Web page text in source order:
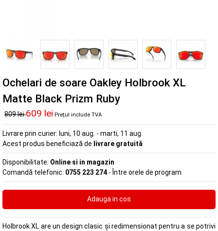
Ochelari de soare Oakley Holbrook XL
Matte Black Prizm Ruby
809 lei609 lei Prețul include TVA
Livrare prin curier: luni, 10 aug. - marti, 11 aug.
Acest produs beneficiază de livrare gratuită
Disponibilitate: Online si in magazin
Comandă telefonic: 0755 223 274 - Între orele de program
Holbrook XL are un design clasic și redimensionat pentru a se potrivi